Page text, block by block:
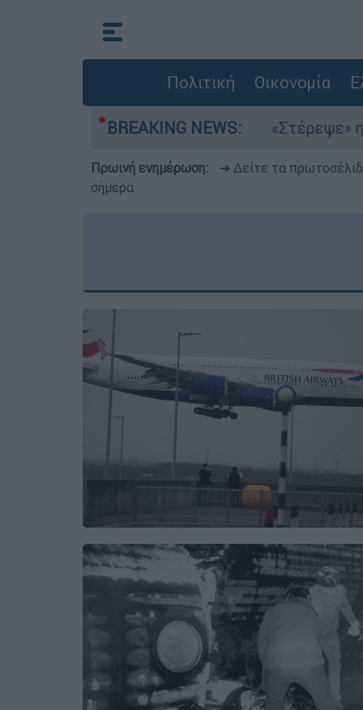
Πολιτική Οικονομία
BREAKING NEWS:
στο Αιγαίο «Στέρεψε» η αγορά από
Πρωινή ενημέρωση: ➔ Δείτε τα
σήμερα